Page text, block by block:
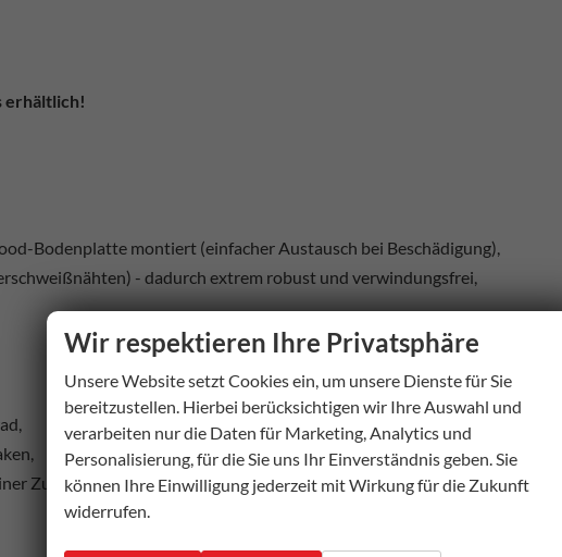
erhältlich!
Bodenplatte montiert (einfacher Austausch bei Beschädigung),
- dadurch extrem robust und verwindungsfrei,
Zugkraft von 800kg/Stück),
Wir respektieren Ihre Privatsphäre
Unsere Website setzt Cookies ein, um unsere Dienste für Sie
bereitzustellen. Hierbei berücksichtigen wir Ihre Auswahl und
verarbeiten nur die Daten für Marketing, Analytics und
Personalisierung, für die Sie uns Ihr Einverständnis geben. Sie
können Ihre Einwilligung jederzeit mit Wirkung für die Zukunft
widerrufen.